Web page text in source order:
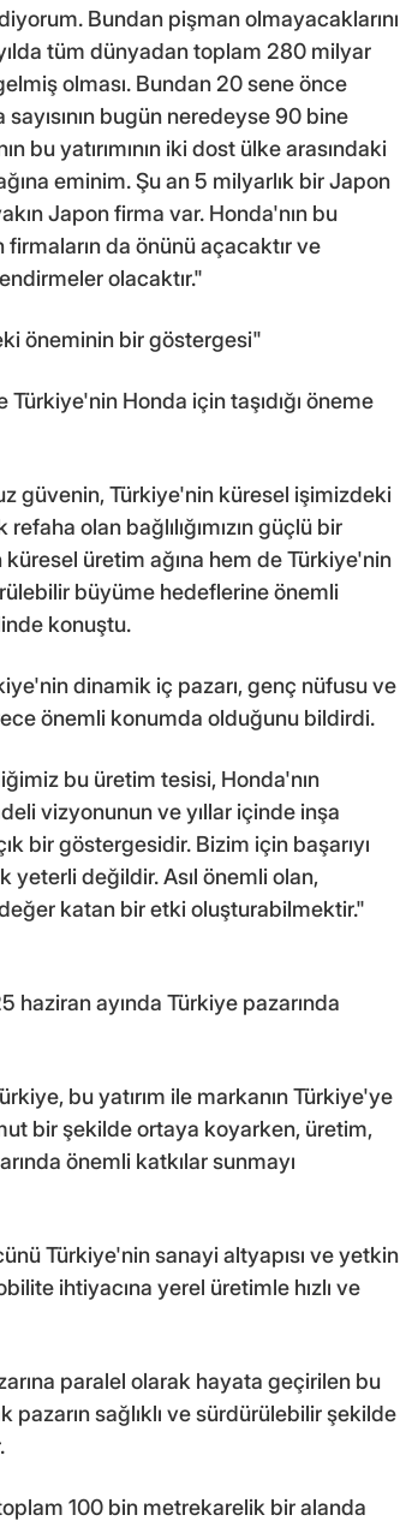
Bundan pişman olmayacaklarını
tüm dünyadan toplam 280 milyar
olması. Bundan 20 sene önce
bugün neredeyse 90 bine
bu yatırımının iki dost ülke arasındaki
eminim. Şu an 5 milyarlık bir Japon
Japon firma var. Honda'nın bu
da önünü açacaktır ve
olacaktır."
öneminin bir göstergesi"
Honda için taşıdığı öneme
güvenin, Türkiye'nin küresel işimizdeki
olan bağlılığımızın güçlü bir
üretim ağına hem de Türkiye'nin
büyüme hedeflerine önemli
konuştu.
dinamik iç pazarı, genç nüfusu ve
önemli konumda olduğunu bildirdi.
bu üretim tesisi, Honda'nın
vizyonunun ve yıllar içinde inşa
bir göstergesidir. Bizim için başarıyı
yeterli değildir. Asıl önemli olan,
katan bir etki oluşturabilmektir."
haziran ayında Türkiye pazarında
bu yatırım ile markanın Türkiye'ye
bir şekilde ortaya koyarken, üretim,
önemli katkılar sunmayı
Türkiye'nin sanayi altyapısı ve yetkin
ihtiyacına yerel üretimle hızlı ve
paralel olarak hayata geçirilen bu
pazarın sağlıklı ve sürdürülebilir şekilde
100 bin metrekarelik bir alanda